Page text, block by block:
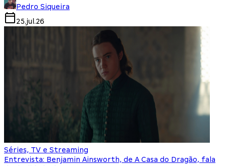
Pedro Siqueira
25.jul.26
Séries, TV e Streaming
Entrevista: Benjamin Ainsworth, de A Casa do Dragão, fala